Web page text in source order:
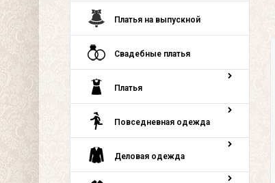
Платья на выпускной
Свадебные платья
Платья
Повседневная одежда
Деловая одежда